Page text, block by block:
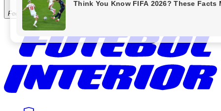
Fechar Menu